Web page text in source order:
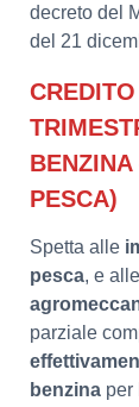
decreto del
del 21
BENZINA
PESCA)
Spetta alle
pesca, e
parziale
benzina per